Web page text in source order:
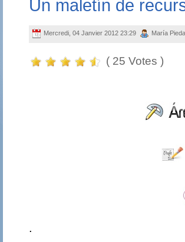
Un maletín de
Mercredi, 04 Janvier 2012 23:29 María
( 25 Votes )
.